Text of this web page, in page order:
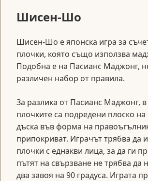
Шисен-Шо
Шисен-Шо е японска игра за
плочки, която също използва
Подобна е на Пасианс Маджонг,
различен набор от правила.
За разлика от Пасианс Маджонг,
плочките са подредени плоско на
дъска във форма на
припокриват. Играчът трябва да
плочки с еднакви лица, за да ги
пътят на свързване не трябва да
два завоя на 90 градуса. Играта